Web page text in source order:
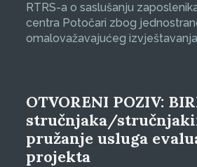
RTRS-a o saslušanju
centra Potočari zbog
omalovažavajućeg
OTVORENI POZIV:
stručnjaka/
pružanje usluga
projekta